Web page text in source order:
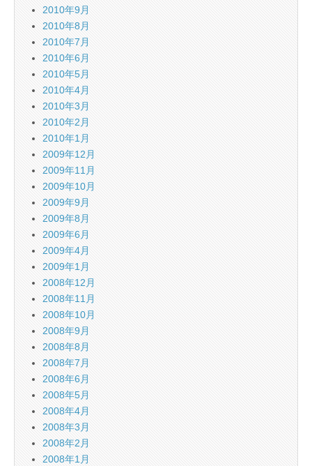
2010年9月
2010年8月
2010年7月
2010年6月
2010年5月
2010年4月
2010年3月
2010年2月
2010年1月
2009年12月
2009年11月
2009年10月
2009年9月
2009年8月
2009年6月
2009年4月
2009年1月
2008年12月
2008年11月
2008年10月
2008年9月
2008年8月
2008年7月
2008年6月
2008年5月
2008年4月
2008年3月
2008年2月
2008年1月